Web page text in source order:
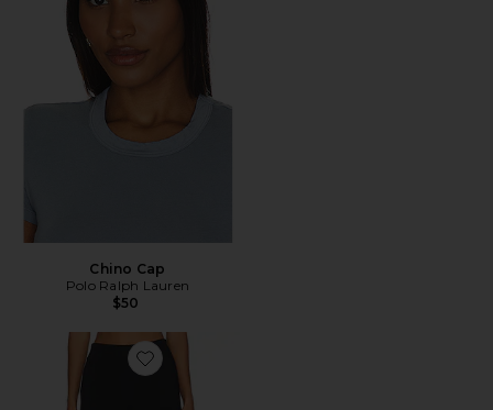
Chino Cap
Polo Ralph Lauren
$50
Favorite x REVOLVE Capri Pants